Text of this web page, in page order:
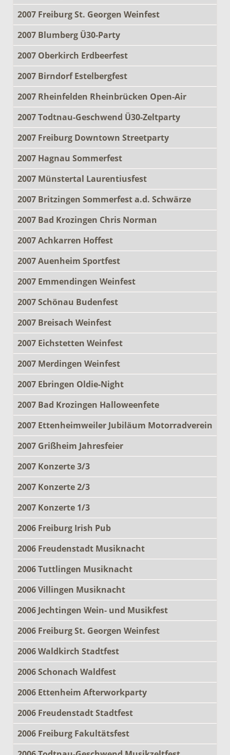
2007 Freiburg St. Georgen Weinfest
2007 Blumberg Ü30-Party
2007 Oberkirch Erdbeerfest
2007 Birndorf Estelbergfest
2007 Rheinfelden Rheinbrücken Open-Air
2007 Todtnau-Geschwend Ü30-Zeltparty
2007 Freiburg Downtown Streetparty
2007 Hagnau Sommerfest
2007 Münstertal Laurentiusfest
2007 Britzingen Sommerfest a.d. Schwärze
2007 Bad Krozingen Chris Norman
2007 Achkarren Hoffest
2007 Auenheim Sportfest
2007 Emmendingen Weinfest
2007 Schönau Budenfest
2007 Breisach Weinfest
2007 Eichstetten Weinfest
2007 Merdingen Weinfest
2007 Ebringen Oldie-Night
2007 Bad Krozingen Halloweenfete
2007 Ettenheimweiler Jubiläum Motorradverein
2007 Grißheim Jahresfeier
2007 Konzerte 3/3
2007 Konzerte 2/3
2007 Konzerte 1/3
2006 Freiburg Irish Pub
2006 Freudenstadt Musiknacht
2006 Tuttlingen Musiknacht
2006 Villingen Musiknacht
2006 Jechtingen Wein- und Musikfest
2006 Freiburg St. Georgen Weinfest
2006 Waldkirch Stadtfest
2006 Schonach Waldfest
2006 Ettenheim Afterworkparty
2006 Freudenstadt Stadtfest
2006 Freiburg Fakultätsfest